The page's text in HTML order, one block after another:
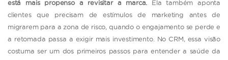
está mais propenso a revisitar a marca.
Ela também aponta
clientes que precisam de estímulos de marketing antes de
migrarem para a zona de risco, quando o engajamento se perde e
a retomada passa a exigir mais investimento. No CRM, essa visão
costuma ser um dos primeiros passos para entender a saúde da